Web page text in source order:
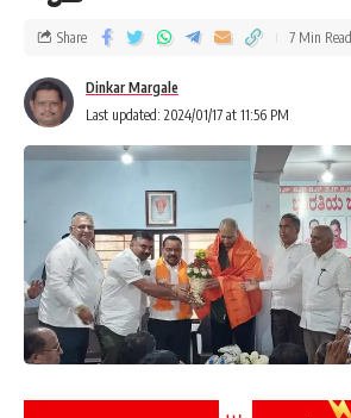
Last updated: 2024/01/17 at 11:56 PM
Dinkar Margale
Share 7 Min Read